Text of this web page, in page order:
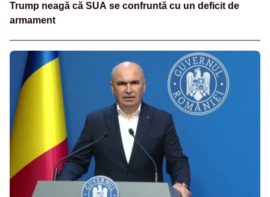
Trump neagă că SUA se confruntă cu un deficit de
armament